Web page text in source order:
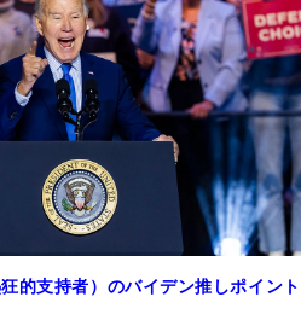
的支持者）のバイデン推しポイント